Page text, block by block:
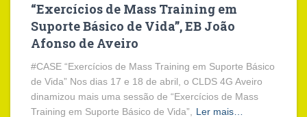
“Exercícios de Mass Training em
Suporte Básico de Vida”, EB João
Afonso de Aveiro
#CASE “Exercícios de Mass Training em Suporte Básico
de Vida” Nos dias 17 e 18 de abril, o CLDS 4G Aveiro
dinamizou mais uma sessão de “Exercícios de Mass
Training em Suporte Básico de Vida”,
Ler mais…